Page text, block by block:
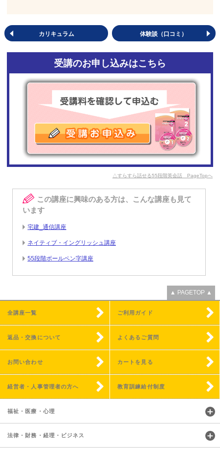
カリキュラム 体験談（口コミ）
受講のお申し込みはこちら
△すらすら話せる55段階英会話 PageTopへ
この講座に興味のある方は、こんな講座も見て
います
宅建_通信講座
ネイティブ・イングリッシュ講座
55段階ボールペン字講座
▲ PAGETOP ▲
全講座一覧 ご利用ガイド
返品・交換について よくあるご質問
お問い合わせ カートを見る
経営者・人事管理者の方へ 教育訓練給付制度
福祉・医療・心理
法律・財務・経理・ビジネス